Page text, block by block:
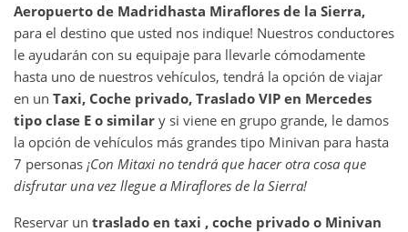
Aeropuerto de Madridhasta Miraflores de la Sierra,
para el destino que usted nos indique! Nuestros conductores
le ayudarán con su equipaje para llevarle cómodamente
hasta uno de nuestros vehículos, tendrá la opción de viajar
en un Taxi, Coche privado, Traslado VIP en Mercedes
tipo clase E o similar y si viene en grupo grande, le damos
la opción de vehículos más grandes tipo Minivan para hasta
7 personas ¡Con Mitaxi no tendrá que hacer otra cosa que
disfrutar una vez llegue a Miraflores de la Sierra!
Reservar un traslado en taxi , coche privado o Minivan